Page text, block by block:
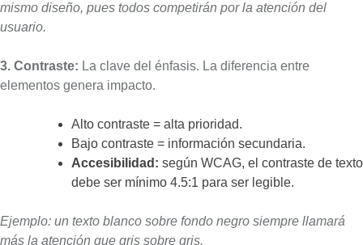
mismo diseño, pues todos competirán por la atención del
usuario.
3. Contraste: La clave del énfasis. La diferencia entre
elementos genera impacto.
Alto contraste = alta prioridad.
Bajo contraste = información secundaria.
Accesibilidad: según WCAG, el contraste de texto
debe ser mínimo 4.5:1 para ser legible.
Ejemplo: un texto blanco sobre fondo negro siempre llamará
más la atención que gris sobre gris.